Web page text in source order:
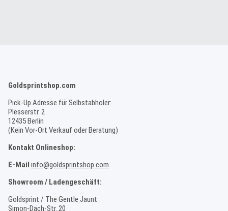
Goldsprintshop.com
Pick-Up Adresse für Selbstabholer:
Plesserstr. 2
12435 Berlin
(Kein Vor-Ort Verkauf oder Beratung)
Kontakt Onlineshop:
E-Mail info@goldsprintshop.com
Showroom / Ladengeschäft:
Goldsprint / The Gentle Jaunt
Simon-Dach-Str. 20